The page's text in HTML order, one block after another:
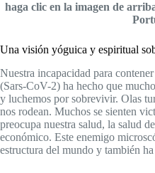
haga clic en la imagen de
Una visión yóguica y espiritual
Nuestra incapacidad para
(Sars-CoV-2) ha hecho que
y luchemos por sobrevivir. Olas
nos rodean. Muchos se sienten
preocupa nuestra salud, la salud
económico. Este enemigo
estructura del mundo y también